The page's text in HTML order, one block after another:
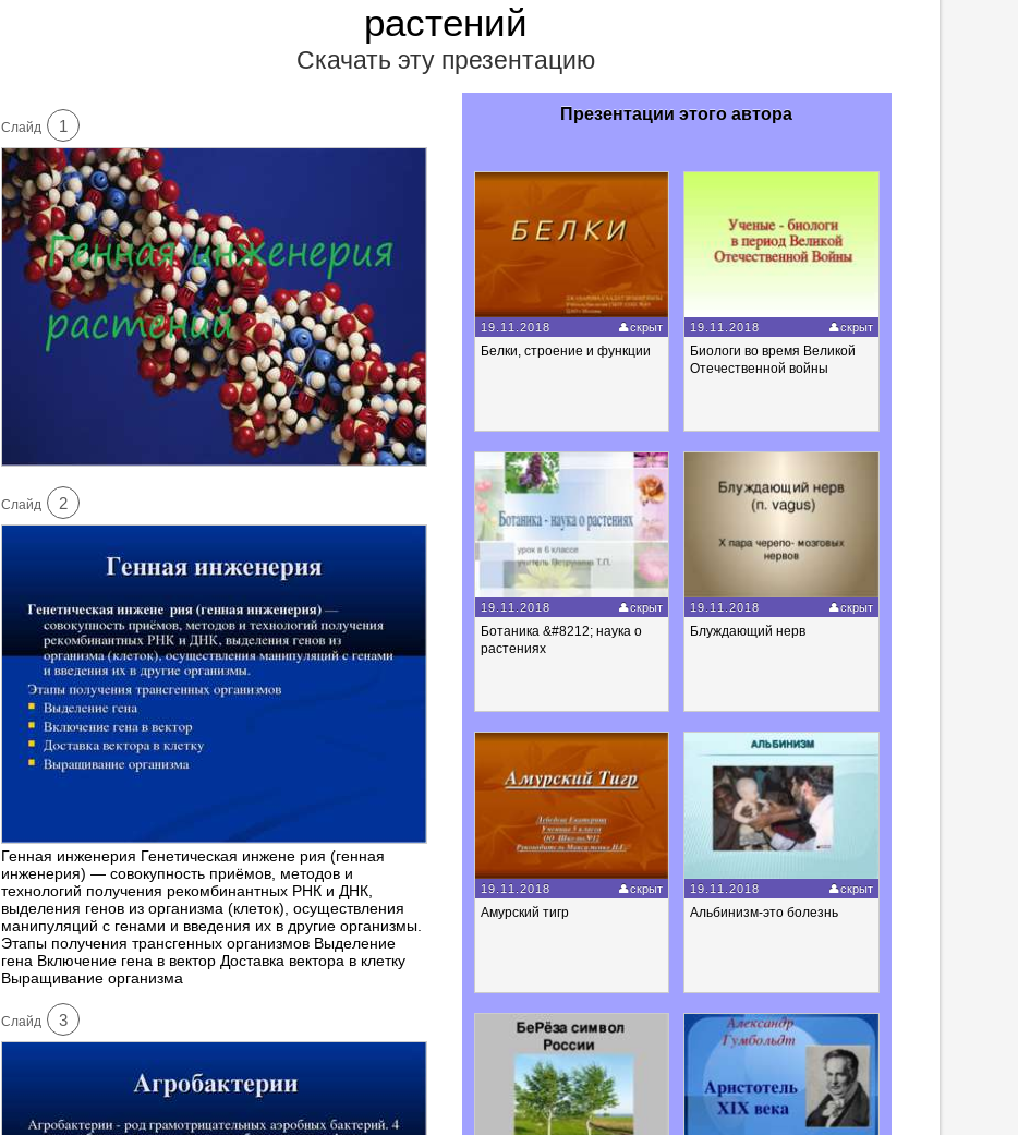
растений
Скачать эту презентацию
Cлайд 1
Cлайд 2
Генная инженерия Генетическая инжене рия (генная
инженерия) — совокупность приёмов, методов и
технологий получения рекомбинантных РНК и ДНК,
выделения генов из организма (клеток), осуществления
манипуляций с генами и введения их в другие организмы.
Этапы получения трансгенных организмов Выделение
гена Включение гена в вектор Доставка вектора в клетку
Выращивание организма
Cлайд 3
Презентации этого автора
19.11.2018 скрыт
Белки, строение и функции
19.11.2018 скрыт
Биологи во время Великой
Отечественной войны
19.11.2018 скрыт
Ботаника &#8212; наука о
растениях
19.11.2018 скрыт
Блуждающий нерв
19.11.2018 скрыт
Амурский тигр
19.11.2018 скрыт
Альбинизм-это болезнь